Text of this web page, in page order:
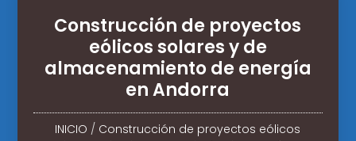
Construcción de proyectos
eólicos solares y de
almacenamiento de energía
en Andorra
INICIO / Construcción de proyectos eólicos